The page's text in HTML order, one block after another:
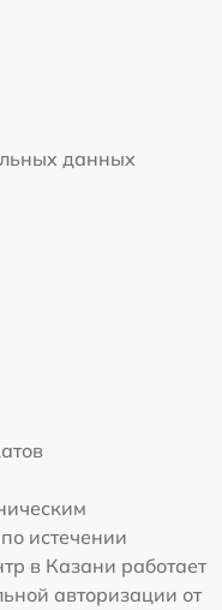
данных
истечении
в Казани работает
авторизации от